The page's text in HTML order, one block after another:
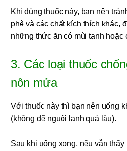
Khi dùng thuốc này, bạn nên
phê và các chất kích thích khác,
những thức ăn có mùi tanh hoặc
3. Các loại thuốc
nôn mửa
Với thuốc này thì bạn nên uống
(không để nguội lạnh quá lâu).
Sau khi uống xong, nếu vẫn